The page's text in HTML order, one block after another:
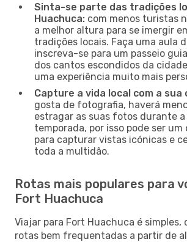
Sinta-se parte das tradições
Huachuca: com menos turistas
a melhor altura para se imergir
tradições locais. Faça uma aula
inscreva-se para um passeio
dos cantos escondidos da
uma experiência muito mais
Capture a vida local com a sua
gosta de fotografia, haverá
estragar as suas fotos durante a
temporada, por isso pode ser
para capturar vistas icónicas e
toda a multidão.
Rotas mais populares para
Fort Huachuca
Viajar para Fort Huachuca é simples,
rotas bem frequentadas a partir de